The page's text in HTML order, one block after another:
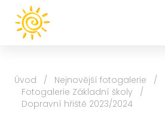
Úvod / Nejnovější fotogalerie
/
Fotogalerie Základní školy
/
Dopravní hřiště 2023/2024